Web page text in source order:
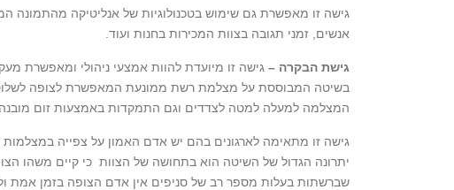
גישה זו מאפשרת גם שימוש בטכנולוגיות של אנליטיקה מהתמונה
אנשים, זמני תגובה בצוות המכירות בחנות ועוד.
גישת הבקרה – גישה זו מיועדת להוות אמצעי ניהולי ומאפשרת
המצלמה למעלה למטה לצדדים וגם התמקדות באמצעות זום מובנה.
גישה זו מתאימה לארגונים בהם יש אדם האמון על צפייה
יתרונה הגדול של השיטה הוא בתחושה של הצוות כי קיים משהו
שברשתות בעלות מספר רב של סניפים אין אדם הצופה בזמן אמת